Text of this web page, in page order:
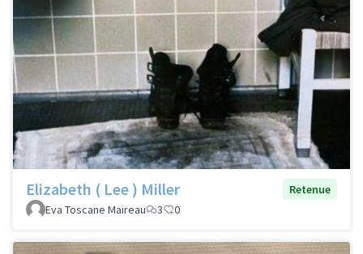
Elizabeth ( Lee ) Miller
Retenue
Eva Toscane Maireau
3 0